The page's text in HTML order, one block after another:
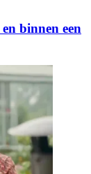
binnen een